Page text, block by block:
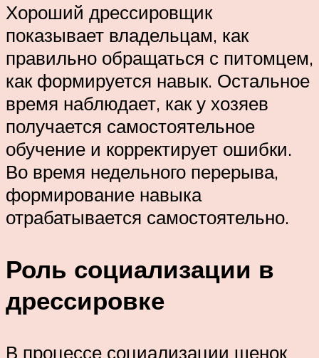
Хороший дрессировщик
показывает владельцам, как
правильно обращаться с питомцем,
как формируется навык. Остальное
время наблюдает, как у хозяев
получается самостоятельное
обучение и корректирует ошибки.
Во время недельного перерыва,
формирование навыка
отрабатывается самостоятельно.
Роль социализации в
дрессировке
В процессе социализации щенок